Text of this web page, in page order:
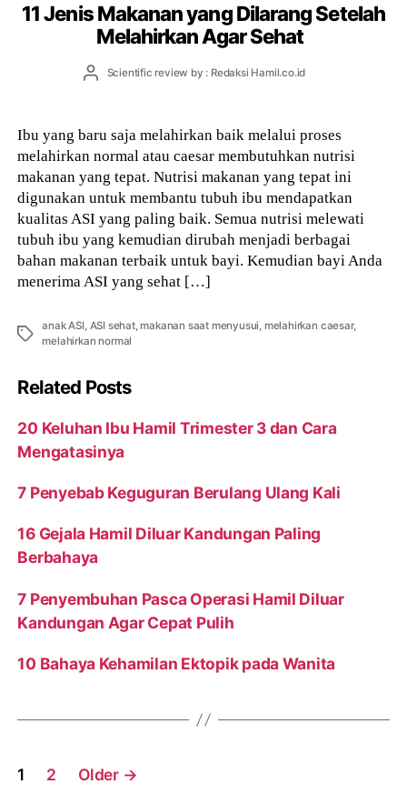
11 Jenis Makanan yang Dilarang Setelah
Melahirkan Agar Sehat
PostScientific review by : Redaksi Hamil.co.id
Ibu yang baru saja melahirkan baik melalui proses
melahirkan normal atau caesar membutuhkan nutrisi
makanan yang tepat. Nutrisi makanan yang tepat ini
digunakan untuk membantu tubuh ibu mendapatkan
kualitas ASI yang paling baik. Semua nutrisi melewati
tubuh ibu yang kemudian dirubah menjadi berbagai
bahan makanan terbaik untuk bayi. Kemudian bayi Anda
menerima ASI yang sehat […]
Tags
anak ASI, ASI sehat,makanan saat menyusui, melahirkan caesar,
melahirkan normal
Related Posts
20 Keluhan Ibu Hamil Trimester 3 dan Cara
Mengatasinya
7 Penyebab Keguguran Berulang Ulang Kali
16 Gejala Hamil Diluar Kandungan Paling
Berbahaya
7 Penyembuhan Pasca Operasi Hamil Diluar
Kandungan Agar Cepat Pulih
10 Bahaya Kehamilan Ektopik pada Wanita
Posts
navigation
1 2 Older →